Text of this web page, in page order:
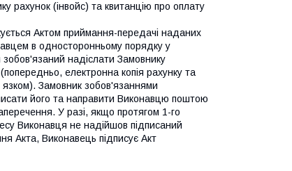
рахунок (інвойс) та квитанцію про оплату
Актом приймання-передачі наданих
в односторонньому порядку у
надіслати Замовнику
електронна копія рахунку та
Замовник зобов'язаннями
його та направити Виконавцю поштою
У разі, якщо протягом 1-го
Виконавця не надійшов підписаний
Акта, Виконавець підписує Акт